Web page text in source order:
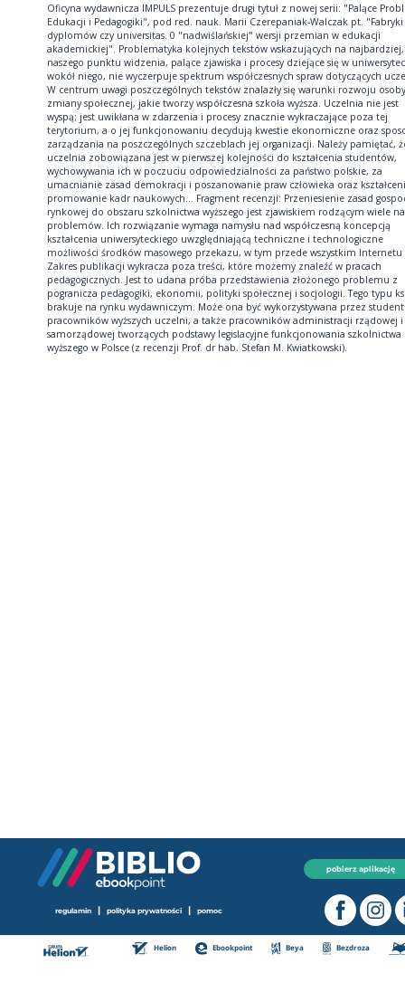
Oficyna wydawnicza IMPULS prezentuje drugi tytuł z nowej serii: "Palące
Edukacji i Pedagogiki", pod red. nauk. Marii Czerepaniak-Walczak pt. "Fabryki
dyplomów czy universitas. 0 "nadwiślańskiej" wersji przemian w edukacji
akademickiej". Problematyka kolejnych tekstów wskazujących na
naszego punktu widzenia, palące zjawiska i procesy dziejące się w
wokół niego, nie wyczerpuje spektrum współczesnych spraw dotyczących
W centrum uwagi poszczególnych tekstów znalazły się warunki rozwoju
zmiany społecznej, jakie tworzy współczesna szkoła wyższa. Uczelnia nie jest
wyspą; jest uwikłana w zdarzenia i procesy znacznie wykraczające poza tej
terytorium, a o jej funkcjonowaniu decydują kwestie ekonomiczne oraz
zarządzania na poszczególnych szczeblach jej organizacji. Należy pamiętać,
uczelnia zobowiązana jest w pierwszej kolejności do kształcenia studentów,
wychowywania ich w poczuciu odpowiedzialności za państwo polskie, za
umacnianie zasad demokracji i poszanowanie praw człowieka oraz
promowanie kadr naukowych... Fragment recenzji: Przeniesienie zasad
rynkowej do obszaru szkolnictwa wyższego jest zjawiskiem rodzącym wiele
problemów. Ich rozwiązanie wymaga namysłu nad współczesną koncepcją
kształcenia uniwersyteckiego uwzględniającą techniczne i technologiczne
możliwości środków masowego przekazu, w tym przede wszystkim Internetu
Zakres publikacji wykracza poza treści, które możemy znaleźć w pracach
pedagogicznych. Jest to udana próba przedstawienia złożonego problemu z
pogranicza pedagogiki, ekonomii, polityki społecznej i socjologii. Tego typu
brakuje na rynku wydawniczym. Może ona być wykorzystywana przez
pracowników wyższych uczelni, a także pracowników administracji rządowej i
samorządowej tworzących podstawy legislacyjne funkcjonowania szkolnictwa
wyższego w Polsce (z recenzji Prof. dr hab. Stefan M. Kwiatkowski).
pobierz aplikację
regulamin | polityka prywatności | pomoc
Helion Ebookpoint Beya Bezdroza